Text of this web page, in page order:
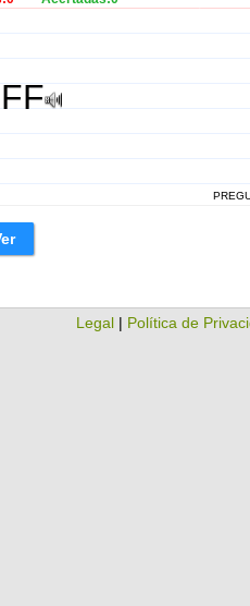
Legal | Política de